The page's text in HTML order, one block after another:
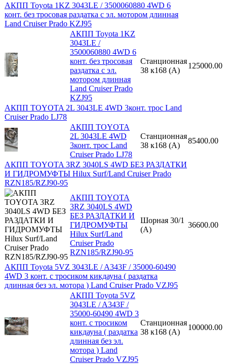
АКПП Toyota 1KZ 3043LE / 3500060880 4WD 6
конт. без тросовая раздатка с эл. мотором длинная
Land Cruiser Prado KZJ95
АКПП Toyota 1KZ
3043LE /
3500060880 4WD 6
конт. без тросовая
раздатка с эл.
мотором длинная
Land Cruiser Prado
KZJ95
Станционная
38 к168 (A)
125000.00
АКПП TOYOTA 2L 3043LE 4WD 3конт. трос Land
Cruiser Prado LJ78
АКПП TOYOTA
2L 3043LE 4WD
3конт. трос Land
Cruiser Prado LJ78
Станционная
38 к168 (A)
85400.00
АКПП TOYOTA 3RZ 3040LS 4WD БЕЗ РАЗДАТКИ
И ГИДРОМУФТЫ Hilux Surf/Land Cruiser Prado
RZN185/RZJ90-95
АКПП TOYOTA
3RZ 3040LS 4WD
БЕЗ РАЗДАТКИ И
ГИДРОМУФТЫ
Hilux Surf/Land
Cruiser Prado
RZN185/RZJ90-95
Шорная 30/1
(A)
36600.00
АКПП Toyota 5VZ 3043LE / A343F / 35000-60490
4WD 3 конт. с тросиком кикдауна ( раздатка
длинная без эл. мотора ) Land Cruiser Prado VZJ95
АКПП Toyota 5VZ
3043LE / A343F /
35000-60490 4WD 3
конт. с тросиком
кикдауна ( раздатка
длинная без эл.
мотора ) Land
Cruiser Prado VZJ95
Станционная
38 к168 (A)
100000.00